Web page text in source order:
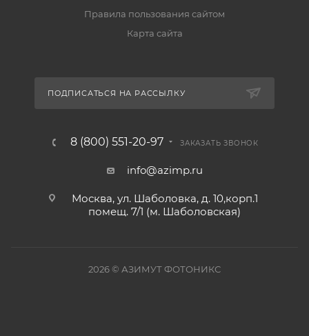
Правила пользования сайтом
Карта сайта
ПОДПИСАТЬСЯ НА РАССЫЛКУ
8 (800) 551-20-97 ЗАКАЗАТЬ ЗВОНОК
info@azimp.ru
Москва, ул. Шаболовка, д. 10,корп.1
помещ. 7/1 (м. Шаболовская)
2026© АЗИМУТ ФОТОНИКС